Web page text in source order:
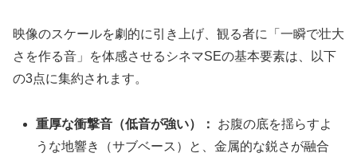
映像のスケールを劇的に引き上げ、観る者に「一瞬で壮大
さを作る音」を体感させるシネマSEの基本要素は、以下
の3点に集約されます。
重厚な衝撃音（低音が強い）：
お腹の底を揺らすよ
うな地響き（サブベース）と、金属的な鋭さが融合